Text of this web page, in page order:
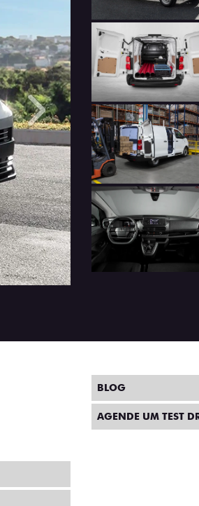
Próximo
BLOG
AGENDE UM TEST